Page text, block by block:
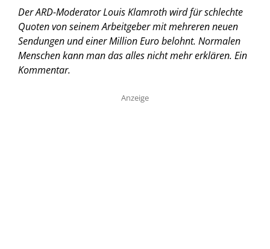
Der ARD-Moderator Louis Klamroth wird für schlechte
Quoten von seinem Arbeitgeber mit mehreren neuen
Sendungen und einer Million Euro belohnt. Normalen
Menschen kann man das alles nicht mehr erklären. Ein
Kommentar.
Anzeige